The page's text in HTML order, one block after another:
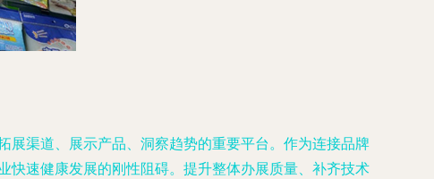
展渠道、展示产品、洞察趋势的重要平台。作为连接品牌
快速健康发展的刚性阻碍。提升整体办展质量、补齐技术